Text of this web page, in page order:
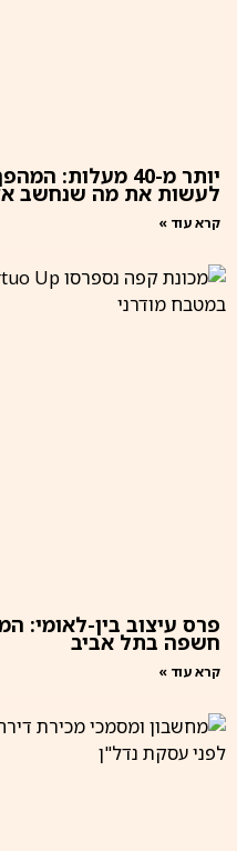
יותר מ-40
לעשות את מה שנחשב
קרא עוד »
פרס עיצוב בין-לאומי:
חשפה בתל אביב
קרא עוד »